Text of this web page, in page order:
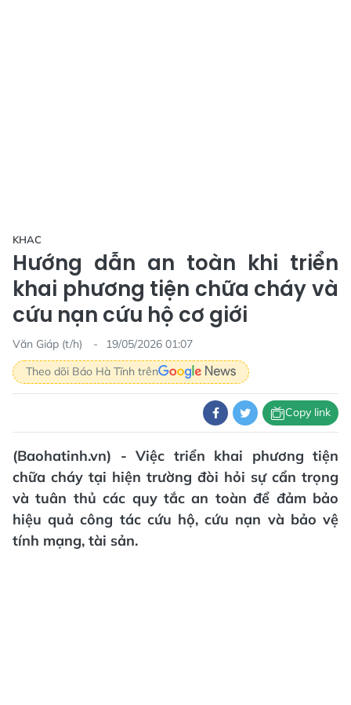
KHAC
Hướng dẫn an toàn khi triển
khai phương tiện chữa cháy và
cứu nạn cứu hộ cơ giới
Văn Giáp (t/h)
19/05/2026 01:07
Theo dõi Báo Hà Tĩnh trên
Copy link
(Baohatinh.vn) - Việc triển khai phương tiện
chữa cháy tại hiện trường đòi hỏi sự cẩn trọng
và tuân thủ các quy tắc an toàn để đảm bảo
hiệu quả công tác cứu hộ, cứu nạn và bảo vệ
tính mạng, tài sản.